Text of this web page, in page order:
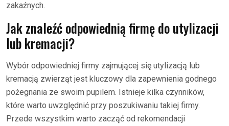
zakaźnych.
Jak znaleźć odpowiednią firmę do utylizacji
lub kremacji?
Wybór odpowiedniej firmy zajmującej się utylizacją lub
kremacją zwierząt jest kluczowy dla zapewnienia godnego
pożegnania ze swoim pupilem. Istnieje kilka czynników,
które warto uwzględnić przy poszukiwaniu takiej firmy.
Przede wszystkim warto zacząć od rekomendacji